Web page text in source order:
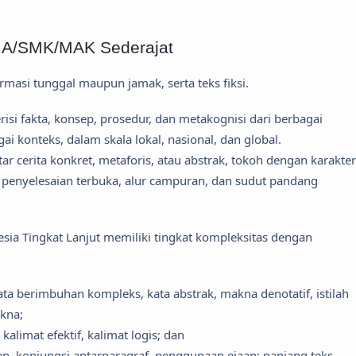
SMK/MAK Sederajat
tunggal maupun jamak, serta teks fiksi.
fakta, konsep, prosedur, dan metakognisi dari berbagai
konteks, dalam skala lokal, nasional, dan global.
cerita konkret, metaforis, atau abstrak, tokoh dengan karakter
terbuka, alur campuran, dan sudut pandang
Tingkat Lanjut memiliki tingkat kompleksitas dengan
berimbuhan kompleks, kata abstrak, makna denotatif, istilah
efektif, kalimat logis; dan